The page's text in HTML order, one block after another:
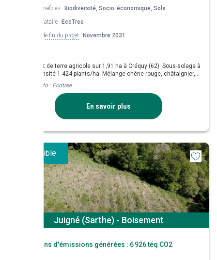
Co-bénéfices
Biodiversité, Socio-économique, Sols
Mandataire
EcoTree
Date de fin du projet
Novembre 2031
Boisement de terre agricole sur 1,91 ha à Créquy (62). Sous-solage à
40 cm, densité 1 424 plants/ha. Mélange chêne rouge, châtaignier,
chêne sessile, érable plane, hêtre et merisier.
Crédit photo : Ecotree
En savoir plus
Disponible
Juigné (Sarthe) - Boisement
Réductions d'émissions générées : 6 926 téq CO2